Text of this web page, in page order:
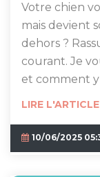
Votre chien
mais devient
dehors ?
courant. Je
et comment
LIRE
10/06/2025